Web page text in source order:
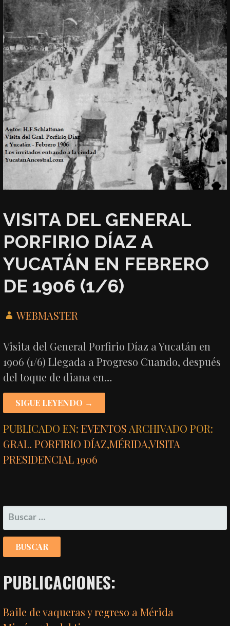
VISITA DEL GENERAL
PORFIRIO DÍAZ A
YUCATÁN EN FEBRERO
DE 1906 (1/6)
WEBMASTER
Visita del General Porfirio Díaz a Yucatán en
1906 (1/6) Llegada a Progreso Cuando, después
del toque de diana en…
SIGUE LEYENDO →
PUBLICADO EN:EVENTOS ARCHIVADO POR:
GRAL. PORFIRIO DÍAZ,MÉRIDA,VISITA
PRESIDENCIAL 1906
BUSCAR:
PUBLICACIONES:
Baile de vaqueras y regreso a Mérida